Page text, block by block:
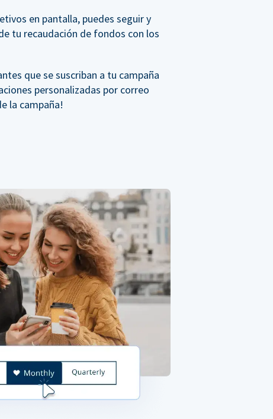
en pantalla, puedes seguir y
tu recaudación de fondos con los
que se suscriban a tu campaña
personalizadas por correo
la campaña!